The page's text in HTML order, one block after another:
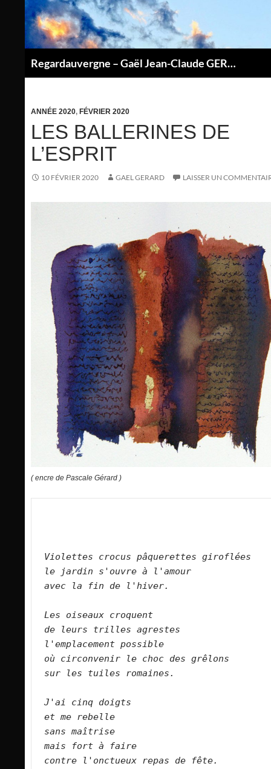
contenu
Regardauvergne – Gaël Jean-Claude GERARD
ANNÉE 2020, FÉVRIER 2020
LES BALLERINES DE
L’ESPRIT
10 FÉVRIER 2020 GAEL GERARD LAISSER UN
( encre de Pascale Gérard )
Violettes crocus pâquerettes
le jardin s'ouvre à l'amour
avec la fin de l'hiver.
Les oiseaux croquent
de leurs trilles agrestes
l'emplacement possible
où circonvenir le choc des grêlons
sur les tuiles romaines.
J'ai cinq doigts
et me rebelle
sans maîtrise
mais fort à faire
contre l'onctueux repas de fête.